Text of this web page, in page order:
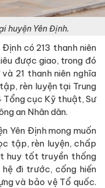
huyện Yên Định.
có 213 thanh niên
được giao, trong đó
21 thanh niên nghĩa
rèn luyện tại Trung
Tổng cục Kỹ thuật, Sư
an Nhân dân.
Yên Định mong muốn
tập, rèn luyện, chấp
huy tốt truyền thống
đi trước, cống hiến
và bảo vệ Tổ quốc.